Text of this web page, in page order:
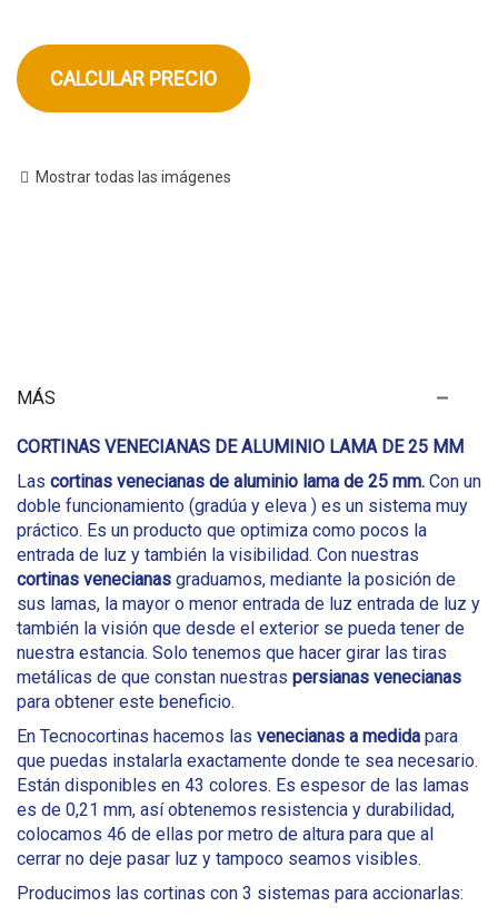
Mostrar todas las imágenes
MÁS
CORTINAS VENECIANAS DE ALUMINIO LAMA DE 25 MM
Las cortinas venecianas de aluminio lama de 25 mm. Con un
doble funcionamiento (gradúa y eleva ) es un sistema muy
práctico. Es un producto que optimiza como pocos la
entrada de luz y también la visibilidad. Con nuestras
cortinas venecianas graduamos, mediante la posición de
sus lamas, la mayor o menor entrada de luz entrada de luz y
también la visión que desde el exterior se pueda tener de
nuestra estancia. Solo tenemos que hacer girar las tiras
metálicas de que constan nuestras persianas venecianas
para obtener este beneficio.
En Tecnocortinas hacemos las venecianas a medida para
que puedas instalarla exactamente donde te sea necesario.
Están disponibles en 43 colores. Es espesor de las lamas
es de 0,21 mm, así obtenemos resistencia y durabilidad,
colocamos 46 de ellas por metro de altura para que al
cerrar no deje pasar luz y tampoco seamos visibles.
Producimos las cortinas con 3 sistemas para accionarlas: